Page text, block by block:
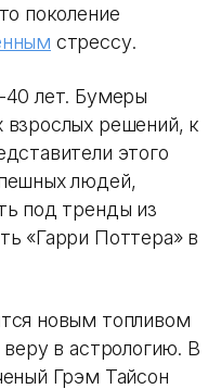
поколение
стрессу.
40 лет. Бумеры
решений, к
этого
людей,
под тренды из
«Гарри Поттера» в
новым топливом
в астрологию. В
Грэм Тайсон